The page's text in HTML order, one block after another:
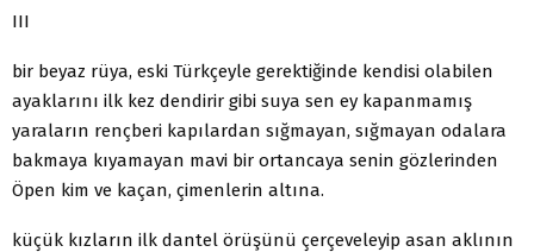
III
bir beyaz rüya, eski Türkçeyle gerektiğinde kendisi olabilen
ayaklarını ilk kez dendirir gibi suya sen ey kapanmamış
yaraların rençberi kapılardan sığmayan, sığmayan odalara
bakmaya kıyamayan mavi bir ortancaya senin gözlerinden
Öpen kim ve kaçan, çimenlerin altına.
küçük kızların ilk dantel örüşünü çerçeveleyip asan aklının